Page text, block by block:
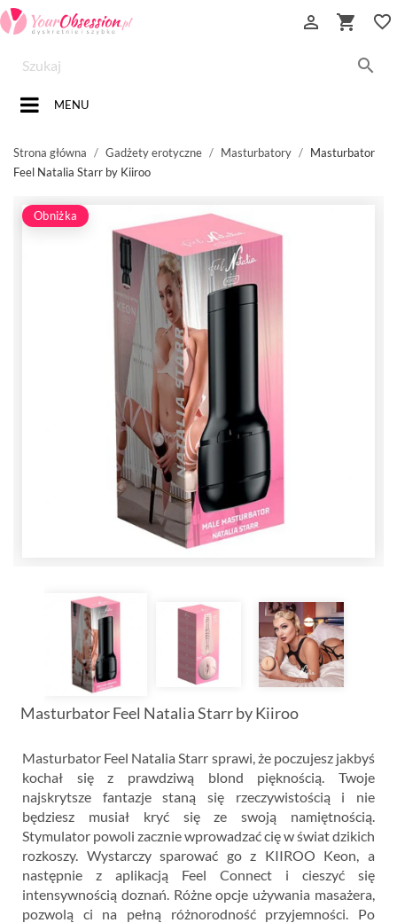
favorite_border



MENU
Strona główna Gadżety erotyczne Masturbatory
Masturbator
Feel Natalia Starr by Kiiroo
Obniżka
Masturbator Feel Natalia Starr by Kiiroo
Masturbator Feel Natalia Starr sprawi, że poczujesz jakbyś
kochał się z prawdziwą blond pięknością. Twoje
najskrytsze fantazje staną się rzeczywistością i nie
będziesz musiał kryć się ze swoją namiętnością.
Stymulator powoli zacznie wprowadzać cię w świat dzikich
rozkoszy. Wystarczy sparować go z KIIROO Keon, a
następnie z aplikacją Feel Connect i cieszyć się
intensywnością doznań. Różne opcje używania masażera,
pozwolą ci na pełną różnorodność przyjemności. Po